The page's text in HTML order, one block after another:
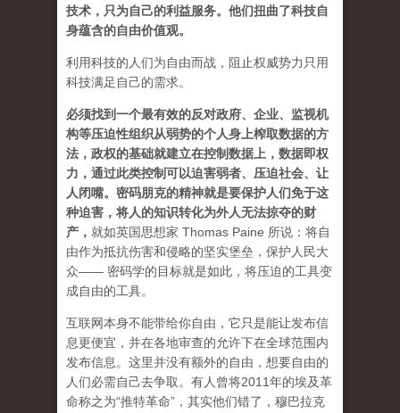
技术，只为自己的利益服务。他们扭曲了科技自
身蕴含的自由价值观。
利用科技的人们为自由而战，阻止权威势力只用
科技满足自己的需求。
必须找到一个最有效的反对政府、企业、监视机
构等压迫性组织从弱势的个人身上榨取数据的方
法，政权的基础就建立在控制数据上，数据即权
力，通过此类控制可以迫害弱者、压迫社会、让
人闭嘴。密码朋克的精神就是要保护人们免于这
种迫害，将人的知识转化为外人无法掠夺的财
产 ， 就如英国思想家 Thomas Paine 所说：将自
由作为抵抗伤害和侵略的坚实堡垒，保护人民大
众—— 密码学的目标就是如此，将压迫的工具变
成自由的工具。
互联网本身不能带给你自由，它只是能让发布信
息更便宜，并在各地审查的允许下在全球范围内
发布信息。这里并没有额外的自由，想要自由的
人们必需自己去争取。有人曾将2011年的埃及革
命称之为“推特革命”，其实他们错了，穆巴拉克